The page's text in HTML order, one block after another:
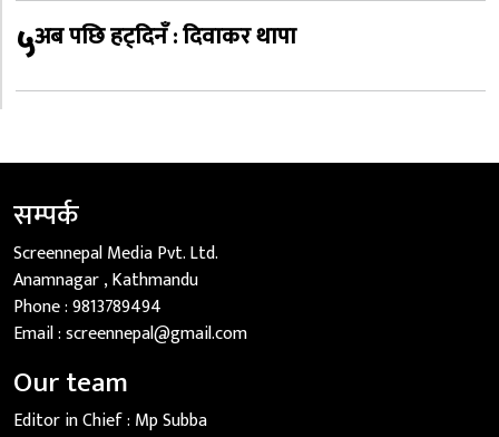
५अब पछि हट्दिनँ : दिवाकर थापा
सम्पर्क
Screennepal Media Pvt. Ltd.
Anamnagar , Kathmandu
Phone :9813789494
Email :screennepal@gmail.com
Our team
Editor in Chief : Mp Subba